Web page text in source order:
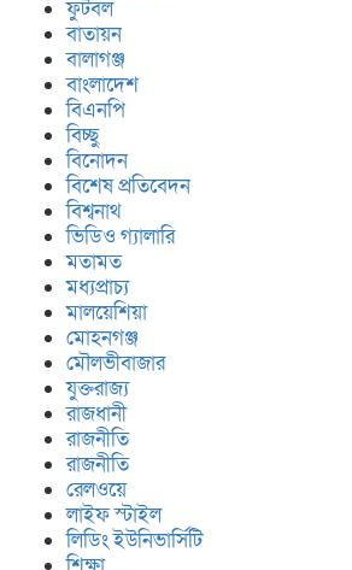
ফুটবল
বাতায়ন
বালাগঞ্জ
বাংলাদেশ
বিএনপি
বিচ্ছু
বিনোদন
বিশেষ প্রতিবেদন
বিশ্বনাথ
ভিডিও গ্যালারি
মতামত
মধ্যপ্রাচ্য
মালয়েশিয়া
মোহনগঞ্জ
মৌলভীবাজার
যুক্তরাজ্য
রাজধানী
রাজনীতি
রাজনীতি
রেলওয়ে
লাইফ স্টাইল
লিডিং ইউনিভার্সিটি